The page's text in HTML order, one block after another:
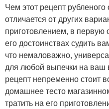
Чем этот рецепт
отличается от других
приготовлением, в первую
его достоинствах судить
что немаловажно,
для любой выпечки на ваш
рецепт непременно стоит
домашнее тесто
тратить на его